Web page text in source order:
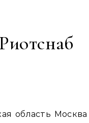
область